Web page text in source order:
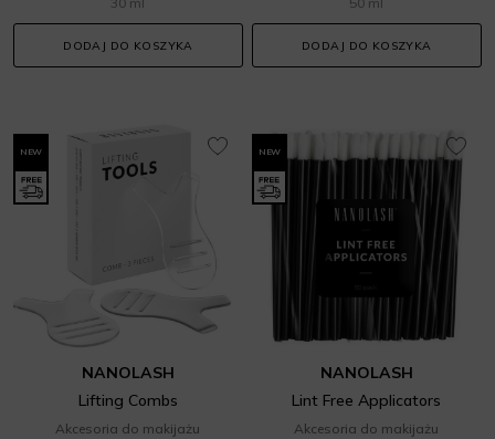
DODAJ DO KOSZYKA DODAJ DO KOSZYKA
NEW
NANOLASH
Lifting Combs
Akcesoria do makijażu
NEW
NANOLASH
Lint Free Applicators
Akcesoria do makijażu